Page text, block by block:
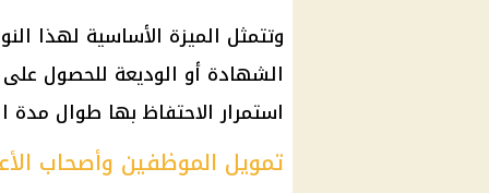
وتتمثل الميزة الأساسية لهذا
الشهادة أو الوديعة للحصول
استمرار الاحتفاظ بها طوال
تمويل الموظفين وأصحاب